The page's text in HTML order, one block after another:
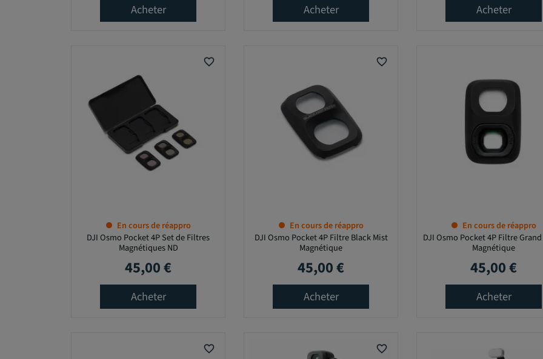
Acheter Acheter Acheter
favorite_border
En cours de réappro
DJI Osmo Pocket 4P Set de Filtres
Magnétiques ND
Prix
45,00 €
Acheter
favorite_border
En cours de réappro
DJI Osmo Pocket 4P Filtre Black Mist
Magnétique
Prix
45,00 €
Acheter
En cours de réappro
DJI Osmo Pocket 4P Filtre
Magnétique
Prix
45,00 €
Acheter
favorite_border favorite_border